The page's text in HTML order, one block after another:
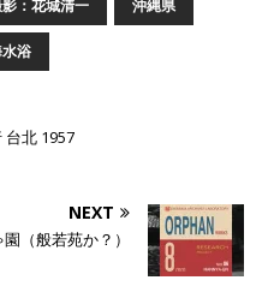
：花城清一 沖縄県
浴
台北 1957
NEXT
（般若苑か？）